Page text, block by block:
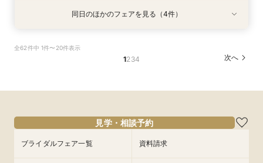
9/5
数専用ホール見学
フェアを予約
9/5
は気軽に♪
フェアを予約
9/5
相談会☆
フェアを予約
特典あり
9/5
から始める結婚式相談会
フェアを予約
同日のほかのフェアを見る（4件）
全62件中 1件〜20件表示
1234 次へ
見学・相談予約
ブライダルフェア一覧 資料請求